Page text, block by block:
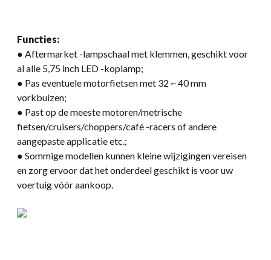
Functies:
● Aftermarket -lampschaal met klemmen, geschikt voor
al alle 5,75 inch LED -koplamp;
● Pas eventuele motorfietsen met 32 ​​~ 40 mm
vorkbuizen;
● Past op de meeste motoren/metrische
fietsen/cruisers/choppers/café -racers of andere
aangepaste applicatie etc.;
● Sommige modellen kunnen kleine wijzigingen vereisen
en zorg ervoor dat het onderdeel geschikt is voor uw
voertuig vóór aankoop.